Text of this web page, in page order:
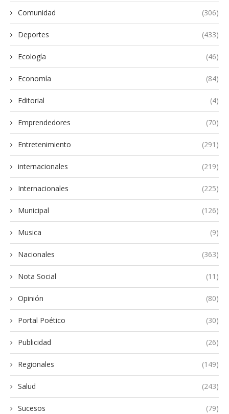
Comunidad (306)
Deportes (433)
Ecología (46)
Economía (84)
Editorial (4)
Emprendedores (70)
Entretenimiento (291)
internacionales (219)
Internacionales (225)
Municipal (126)
Musica (9)
Nacionales (363)
Nota Social (11)
Opinión (80)
Portal Poético (30)
Publicidad (26)
Regionales (149)
Salud (243)
Sucesos (79)